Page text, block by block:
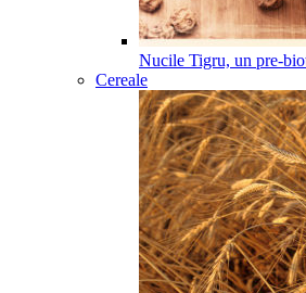
Nucile Tigru, un pre-
Cereale